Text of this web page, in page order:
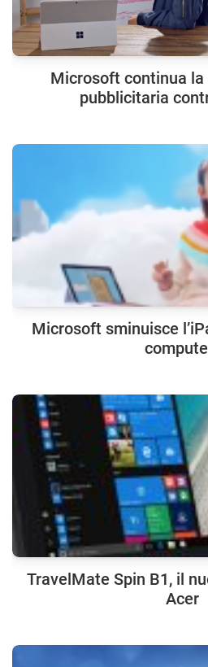
Microsoft continua la
pubblicitaria
Microsoft sminuisce
TravelMate Spin B1, il
Acer